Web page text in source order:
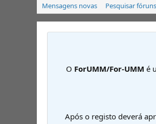
Mensagens novas Pesquisar fóruns
O ForUMM/For-UMM é
Após o registo deverá